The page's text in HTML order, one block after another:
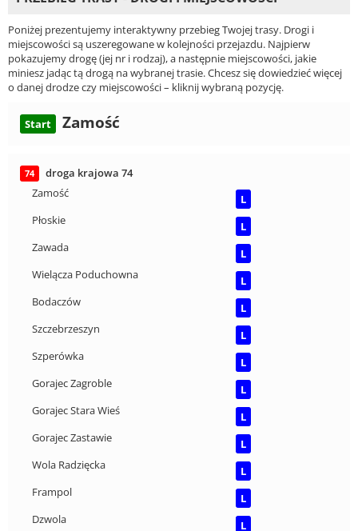
Poniżej prezentujemy interaktywny przebieg Twojej trasy. Drogi i
miejscowości są uszeregowane w kolejności przejazdu. Najpierw
pokazujemy drogę (jej nr i rodzaj), a następnie miejscowości, jakie
miniesz jadąc tą drogą na wybranej trasie. Chcesz się dowiedzieć więcej
o danej drodze czy miejscowości – kliknij wybraną pozycję.
Start Zamość
74
droga krajowa 74
Zamość
L
Płoskie
L
Zawada
L
Wielącza Poduchowna
L
Bodaczów
L
Szczebrzeszyn
L
Szperówka
L
Gorajec Zagroble
L
Gorajec Stara Wieś
L
Gorajec Zastawie
L
Wola Radzięcka
L
Frampol
L
Dzwola
L